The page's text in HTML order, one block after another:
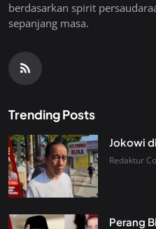
berdasarkan spirit
sepanjang masa.
Trending Posts
Jokowi
Redaktur
Perang